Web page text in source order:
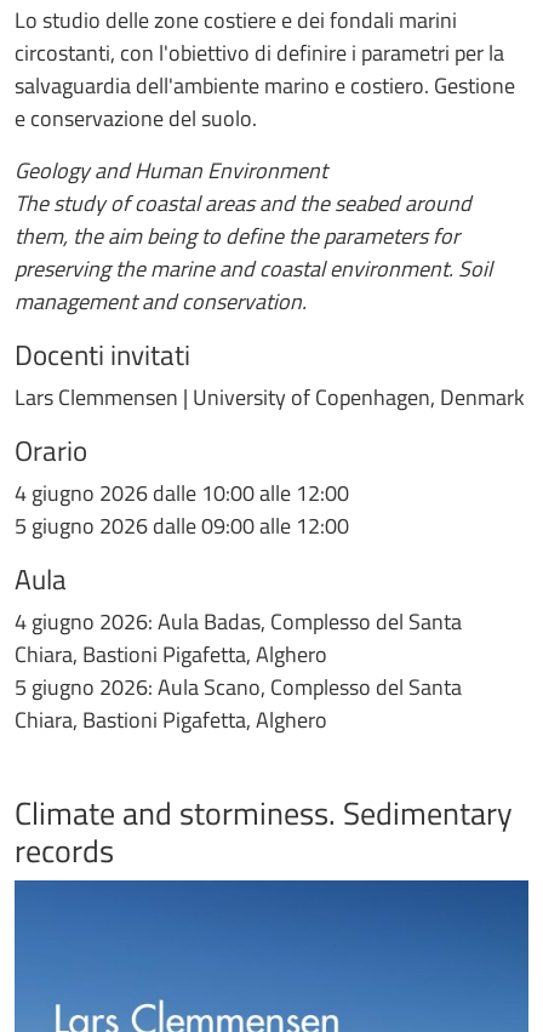
Lo studio delle zone costiere e dei fondali marini
circostanti, con l'obiettivo di definire i parametri per la
salvaguardia dell'ambiente marino e costiero. Gestione
e conservazione del suolo.
Geology and Human Environment
The study of coastal areas and the seabed around
them, the aim being to define the parameters for
preserving the marine and coastal environment. Soil
management and conservation.
Docenti invitati
Lars Clemmensen | University of Copenhagen, Denmark
Orario
4 giugno 2026 dalle 10:00 alle 12:00
5 giugno 2026 dalle 09:00 alle 12:00
Aula
4 giugno 2026: Aula Badas, Complesso del Santa
Chiara, Bastioni Pigafetta, Alghero
5 giugno 2026: Aula Scano, Complesso del Santa
Chiara, Bastioni Pigafetta, Alghero
Climate and storminess. Sedimentary
records